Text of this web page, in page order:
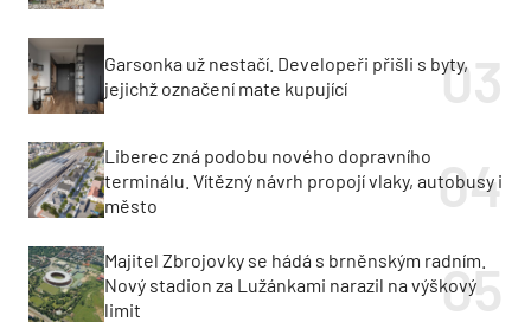
Garsonka už nestačí. Developeři přišli s byty,
jejichž označení mate kupující
Liberec zná podobu nového dopravního
terminálu. Vítězný návrh propojí vlaky, autobusy i
město
Majitel Zbrojovky se hádá s brněnským radním.
Nový stadion za Lužánkami narazil na výškový
limit